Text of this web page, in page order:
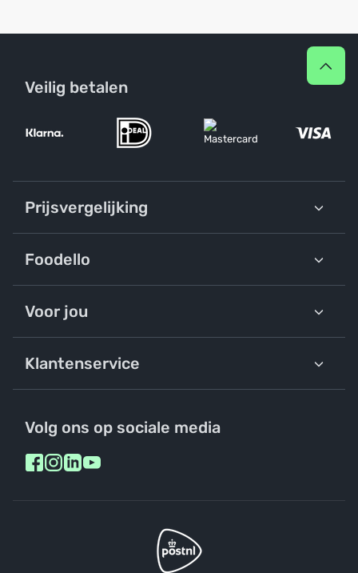
Veilig betalen
Prijsvergelijking
Foodello
Voor jou
Klantenservice
Volg ons op sociale media